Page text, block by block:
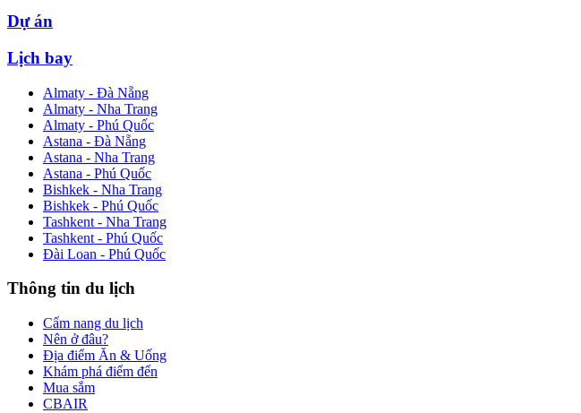
Dự án
Lịch bay
Almaty - Đà Nẵng
Almaty - Nha Trang
Almaty - Phú Quốc
Astana - Đà Nẵng
Astana - Nha Trang
Astana - Phú Quốc
Bishkek - Nha Trang
Bishkek - Phú Quốc
Tashkent - Nha Trang
Tashkent - Phú Quốc
Đài Loan - Phú Quốc
Thông tin du lịch
Cẩm nang du lịch
Nên ở đâu?
Địa điểm Ăn & Uống
Khám phá điểm đến
Mua sắm
CBAIR